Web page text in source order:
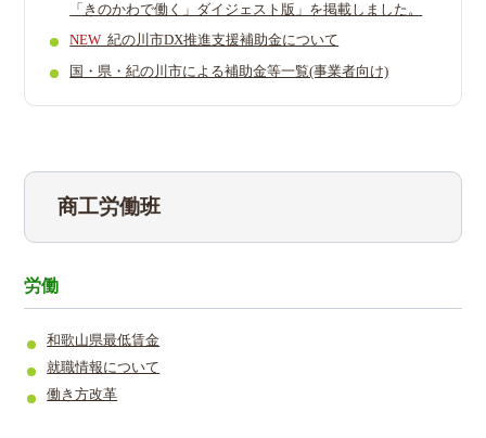
「きのかわで働く」ダイジェスト版」を掲載しました。
NEW紀の川市DX推進支援補助金について
国・県・紀の川市による補助金等一覧(事業者向け)
商工労働班
労働
和歌山県最低賃金
就職情報について
働き方改革